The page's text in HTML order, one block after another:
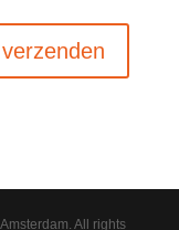
All rights